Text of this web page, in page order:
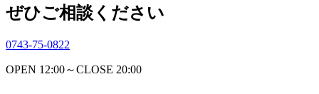
ぜひご相談ください
0743-75-0822
OPEN 12:00～CLOSE 20:00